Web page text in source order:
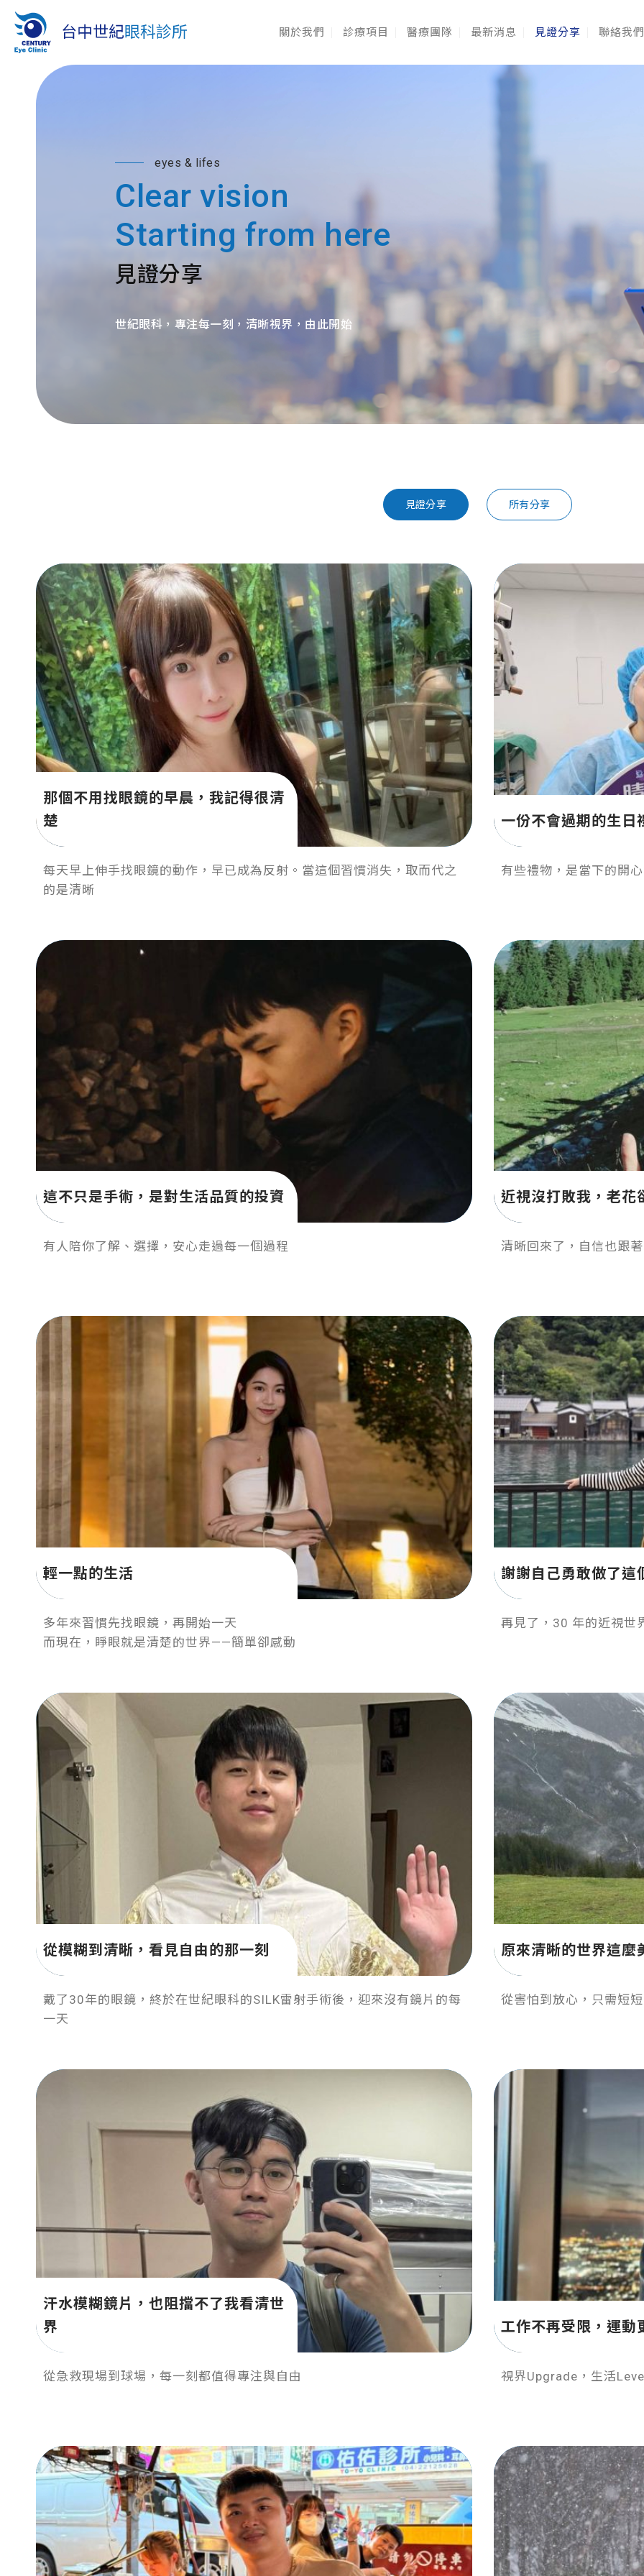
關於我們 診療項目 醫療團隊 最新消息 見證分享 聯絡我們
eyes & lifes
Clear vision
Starting from here
見證分享
世紀眼科，專注每一刻，清晰視界，由此開始
見證分享 所有分享
那個不用找眼鏡的早晨，我記得很清
楚
每天早上伸手找眼鏡的動作，早已成為反射。當這個習慣消失，取而代之
的是清晰
一份不會過期的生日
有些禮物，是當下的開
這不只是手術，是對生活品質的投資
有人陪你了解、選擇，安心走過每一個過程
近視沒打敗我，老花
清晰回來了，自信也跟
輕一點的生活
多年來習慣先找眼鏡，再開始一天
而現在，睜眼就是清楚的世界——簡單卻感動
謝謝自己勇敢做了這
再見了，30 年的近視世
從模糊到清晰，看見自由的那一刻
戴了30年的眼鏡，終於在世紀眼科的SILK雷射手術後，迎來沒有鏡片的每
一天
原來清晰的世界這麼
從害怕到放心，只需短
汗水模糊鏡片，也阻擋不了我看清世
界
從急救現場到球場，每一刻都值得專注與自由
工作不再受限，運動
視界Upgrade，生活